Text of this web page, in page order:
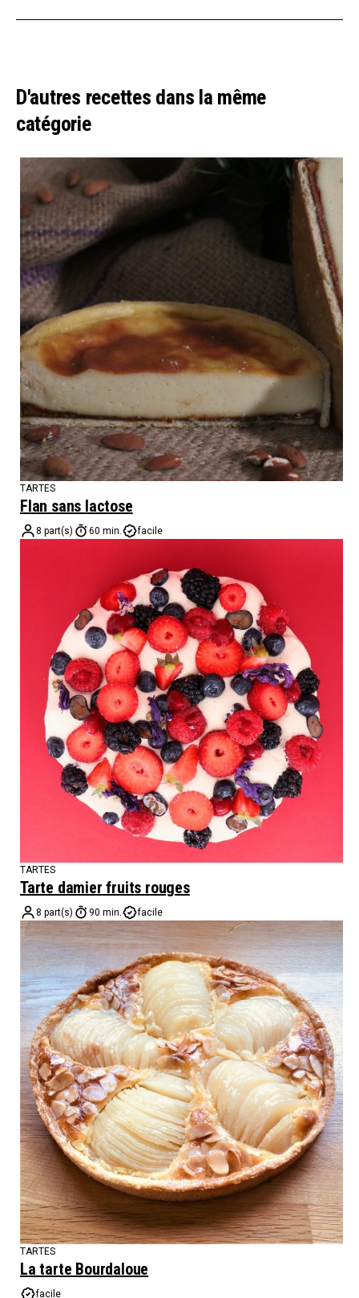
D'autres recettes dans la même
catégorie
TARTES
Flan sans lactose
8 part(s) 60 min. facile
TARTES
Tarte damier fruits rouges
8 part(s) 90 min. facile
TARTES
La tarte Bourdaloue
facile